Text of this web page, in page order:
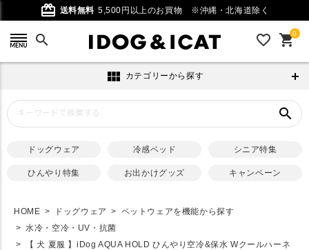
card_giftcard 送料無料 5,500円以上のお買物 ※沖縄・北海道除く
search favorite_outline 0
shopping_cart
view_module カテゴリーから探す
search
ドッグウェア 冷感ベッド シニア特集
ひんやり特集 お出かけグッズ キャンペーン
HOME ドッグウェア
ペットウェアを機能から探す
水冷・空冷・UV・抗菌
【 犬 夏服 】iDog AQUA HOLD ひんやり空冷&保水 Wクールハーネ